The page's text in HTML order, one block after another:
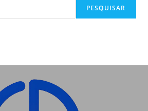
PESQUISAR